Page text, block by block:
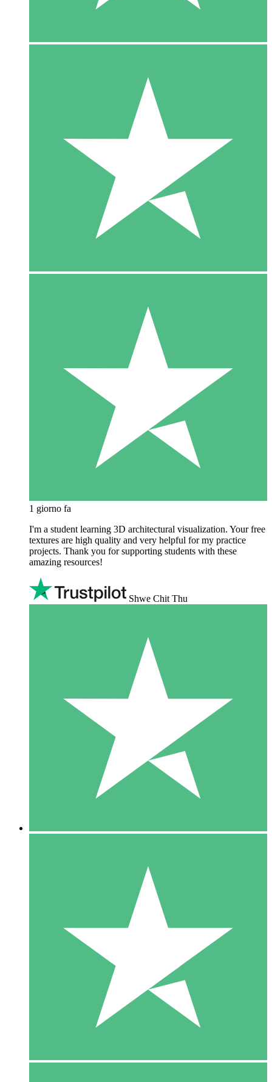
1 giorno fa
I'm a student learning 3D architectural visualization. Your free
textures are high quality and very helpful for my practice
projects. Thank you for supporting students with these
amazing resources!
Shwe Chit Thu